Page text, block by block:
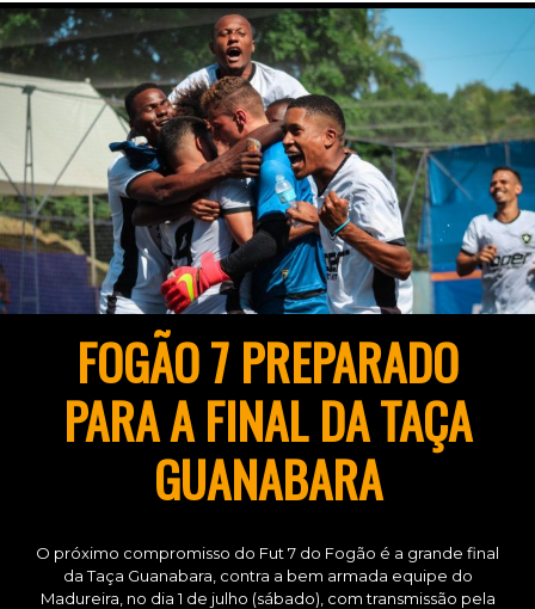
FOGÃO 7 PREPARADO
PARA A FINAL DA TAÇA
GUANABARA
O próximo compromisso do Fut 7 do Fogão é a grande final
da Taça Guanabara, contra a bem armada equipe do
Madureira, no dia 1 de julho (sábado), com transmissão pela